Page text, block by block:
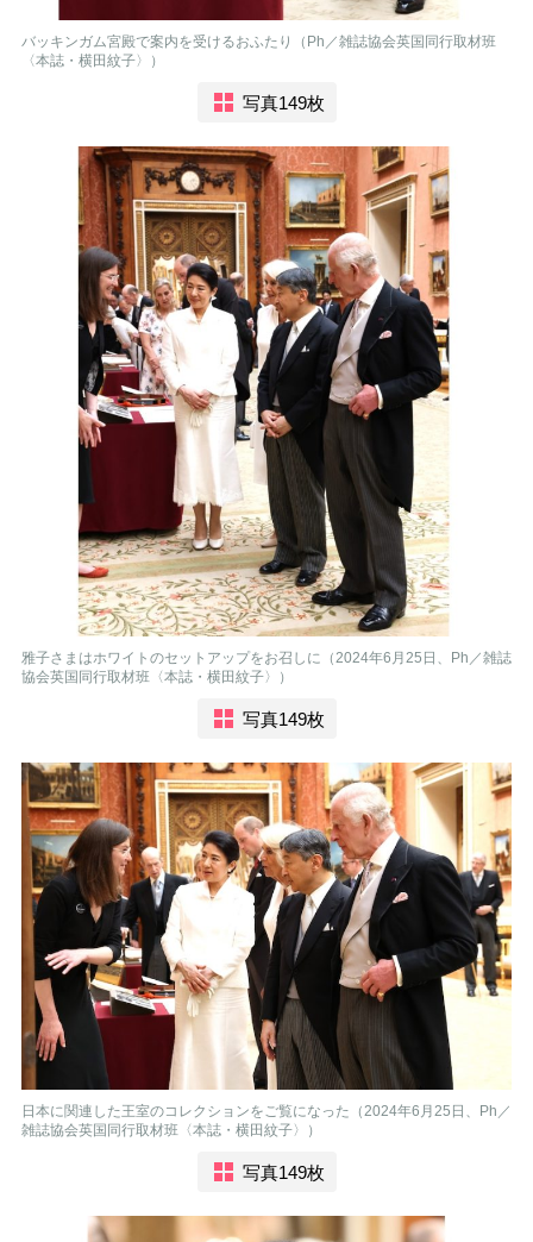
バッキンガム宮殿で案内を受けるおふたり（Ph／雑誌協会英国同行取材班
〈本誌・横田紋子〉）
写真149枚
雅子さまはホワイトのセットアップをお召しに（2024年6月25日、Ph／雑誌
協会英国同行取材班〈本誌・横田紋子〉）
写真149枚
日本に関連した王室のコレクションをご覧になった（2024年6月25日、Ph／
雑誌協会英国同行取材班〈本誌・横田紋子〉）
写真149枚